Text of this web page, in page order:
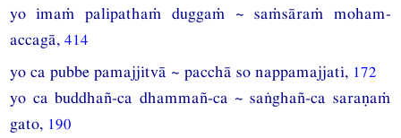
yo imaṁ palipathaṁ duggaṁ ~ saṁsāraṁ moham-
accagā,414
yo ca pubbe pamajjitvā ~ pacchā so nappamajjati, 172
yo ca buddhañ-ca dhammañ-ca ~ saṅghañ-ca saraṇaṁ
gato, 190